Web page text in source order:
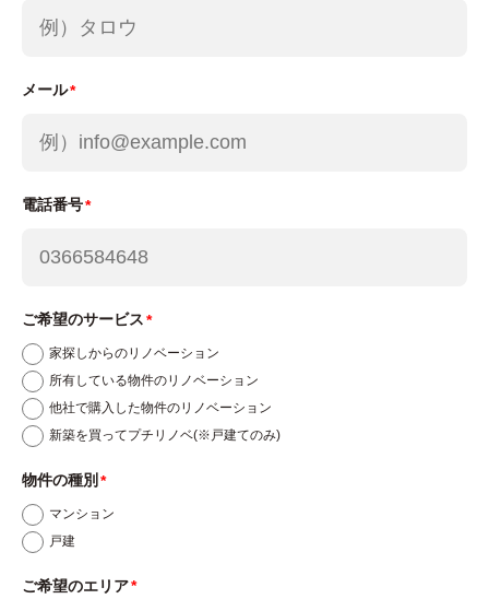
Googleアナリティクスによるクッキーの利用を拒
ブサイトから、オプトアウトすることができます。
https://tools.google.com/dlpage/gaoptout/
8.Kairos3の利用について
トラフィックデータを取得するため、カイロスマー
ケティング株式会社のKairos3を利用しておりま
す。
カイロスマーケティング株式会社のプライバシーポ
リシーに関する説明は、以下のURLをご覧くださ
い。
https://corp.kairosmarketing.net/privacy-pol
icy
メール
電話番号
ご希望のサービス
家探しからのリノベーション
所有している物件のリノベーション
他社で購入した物件のリノベーション
新築を買ってプチリノベ(※戸建てのみ)
物件の種別
マンション
戸建
ご希望のエリア